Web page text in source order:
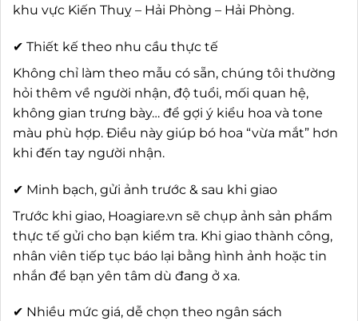
khu vực Kiến Thuỵ – Hải Phòng – Hải Phòng.
✔ Thiết kế theo nhu cầu thực tế
Không chỉ làm theo mẫu có sẵn, chúng tôi thường
hỏi thêm về người nhận, độ tuổi, mối quan hệ,
không gian trưng bày… để gợi ý kiểu hoa và tone
màu phù hợp. Điều này giúp bó hoa “vừa mắt” hơn
khi đến tay người nhận.
✔ Minh bạch, gửi ảnh trước & sau khi giao
Trước khi giao, Hoagiare.vn sẽ chụp ảnh sản phẩm
thực tế gửi cho bạn kiểm tra. Khi giao thành công,
nhân viên tiếp tục báo lại bằng hình ảnh hoặc tin
nhắn để bạn yên tâm dù đang ở xa.
✔ Nhiều mức giá, dễ chọn theo ngân sách